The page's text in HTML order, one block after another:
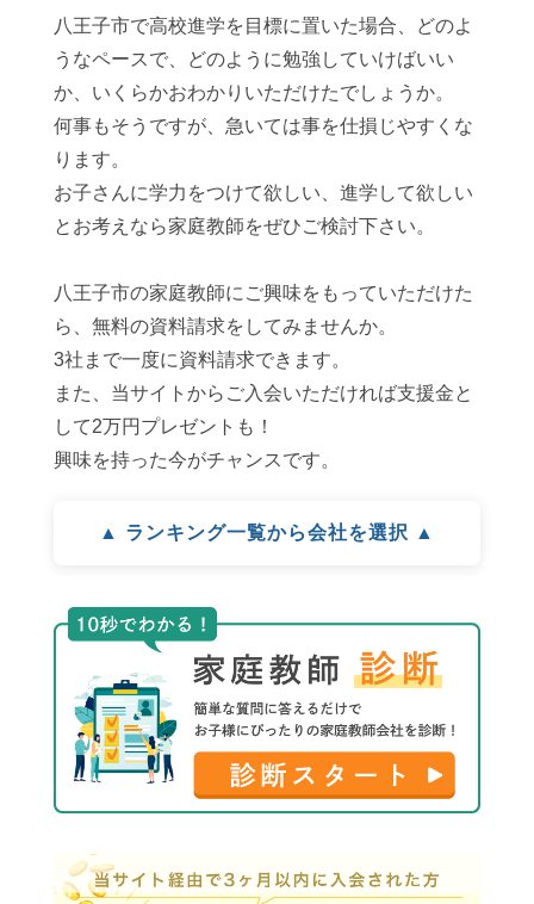
八王子市で高校進学を目標に置いた場合、どのよ
うなペースで、どのように勉強していけばいい
か、いくらかおわかりいただけたでしょうか。
何事もそうですが、急いては事を仕損じやすくな
ります。
お子さんに学力をつけて欲しい、進学して欲しい
とお考えなら家庭教師をぜひご検討下さい。
八王子市の家庭教師にご興味をもっていただけた
ら、無料の資料請求をしてみませんか。
3社まで一度に資料請求できます。
また、当サイトからご入会いただければ支援金と
して2万円プレゼントも！
興味を持った今がチャンスです。
▲ ランキング一覧から会社を選択 ▲